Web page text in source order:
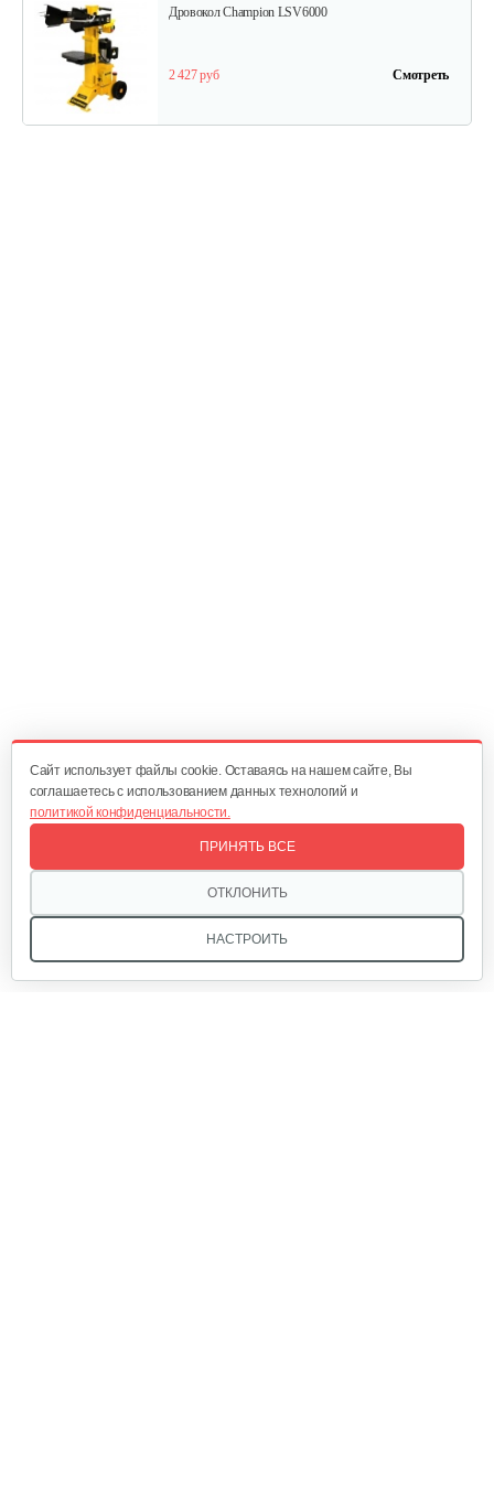
Дровокол Champion LSV6000
2 427 руб Смотреть
Cайт использует файлы cookie. Оставаясь на нашем сайте, Вы
соглашаетесь с использованием данных технологий и
политикой конфиденциальности.
НАСТРОИТЬ
ОТКЛОНИТЬ
ПРИНЯТЬ ВСЕ